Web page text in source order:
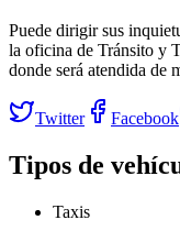
Puede dirigir sus
la oficina de Tránsito y
donde será atendida de
Twitter Facebook
Tipos de
Taxis